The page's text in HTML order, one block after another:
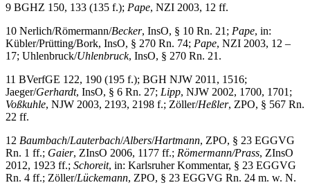
9 BGHZ 150, 133 (135 f.); Pape, NZI 2003, 12 ff.
10 Nerlich/Römermann/Becker, InsO, § 10 Rn. 21; Pape, in:
Kübler/Prütting/Bork, InsO, § 270 Rn. 74; Pape, NZI 2003, 12 –
17; Uhlenbruck/Uhlenbruck, InsO, § 270 Rn. 21.
11 BVerfGE 122, 190 (195 f.); BGH NJW 2011, 1516;
Jaeger/Gerhardt, InsO, § 6 Rn. 27; Lipp, NJW 2002, 1700, 1701;
Voßkuhle, NJW 2003, 2193, 2198 f.; Zöller/Heßler, ZPO, § 567 Rn.
22 ff.
12 Baumbach/Lauterbach/Albers/Hartmann, ZPO, § 23 EGGVG
Rn. 1 ff.; Gaier, ZInsO 2006, 1177 ff.; Römermann/Prass, ZInsO
2012, 1923 ff.; Schoreit, in: Karlsruher Kommentar, § 23 EGGVG
Rn. 4 ff.; Zöller/Lückemann, ZPO, § 23 EGGVG Rn. 24 m. w. N.